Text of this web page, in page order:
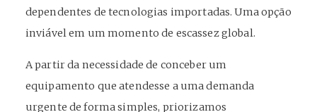
dependentes de tecnologias importadas. Uma opção
inviável em um momento de escassez global.
A partir da necessidade de conceber um
equipamento que atendesse a uma demanda
urgente de forma simples, priorizamos